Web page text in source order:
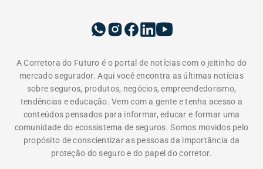
A LOJACORR
Corretora do Futuro © 2026 Todos os direitos
Política de privacidadeTermos de UsoFale Conosco